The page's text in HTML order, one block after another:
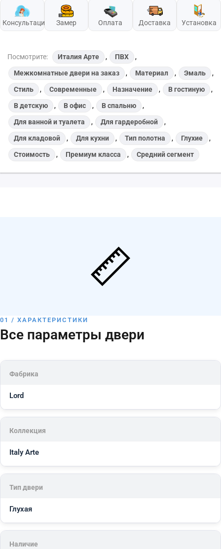
Консультация Замер Оплата Доставка Установка
Посмотрите: Италия Арте , ПВХ ,
Межкомнатные двери на заказ , Материал , Эмаль ,
Стиль , Современные , Назначение , В гостиную ,
В детскую , В офис , В спальню ,
Для ванной и туалета , Для гардеробной ,
Для кладовой , Для кухни , Тип полотна , Глухие ,
Стоимость , Премиум класса , Средний сегмент
01 / ХАРАКТЕРИСТИКИ
Все параметры двери
Фабрика
Lord
Коллекция
Italy Arte
Тип двери
Глухая
Наличие